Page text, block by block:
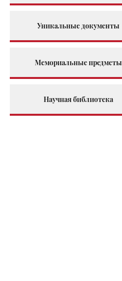
Уникальные документы
Мемориальные предметы
Научная библиотека